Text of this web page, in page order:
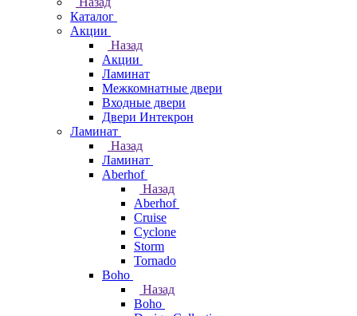
Каталог
Акции
Назад
Акции
Ламинат
Межкомнатные двери
Входные двери
Двери Интекрон
Ламинат
Назад
Ламинат
Aberhof
Назад
Aberhof
Cruise
Cyclone
Storm
Tornado
Boho
Назад
Boho